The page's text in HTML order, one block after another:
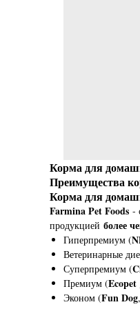
Корма для
Преимущества
Корма для
Farmina Pet Foods -
продукцией более
Гиперпремиум (
Ветеринарные
Суперпремиум (
Премиум (Ecopet
Эконом (Fun Dog,